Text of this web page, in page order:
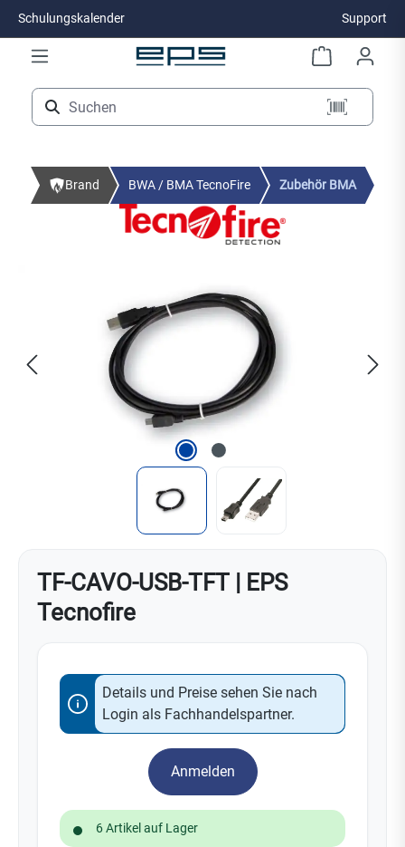
Zum Hauptinhalt springen
Schulungskalender Support
Brand BWA / BMA TecnoFire Zubehör BMA
TF-CAVO-USB-TFT | EPS
Tecnofire
Details und Preise sehen Sie nach
Login als Fachhandelspartner.
Anmelden
6 Artikel auf Lager